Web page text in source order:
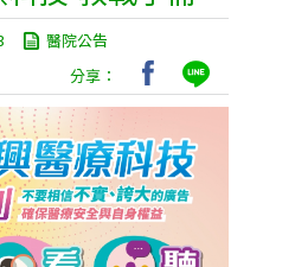
醫院公告
分享：